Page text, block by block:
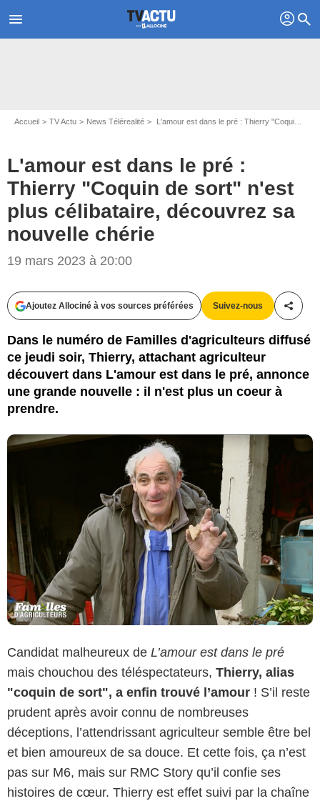
menu profil search
Accueil TV Actu News Télérealité L'amour est dans le pré : Thierry "Coquin de sort" n'est plus célibataire, découvrez sa nouvelle chérie
L'amour est dans le pré :
Thierry "Coquin de sort" n'est
plus célibataire, découvrez sa
nouvelle chérie
19 mars 2023 à 20:00
Ajoutez Allociné à vos sources préférées Suivez-nous
Dans le numéro de Familles d'agriculteurs diffusé
ce jeudi soir, Thierry, attachant agriculteur
découvert dans L'amour est dans le pré, annonce
une grande nouvelle : il n'est plus un coeur à
prendre.
Candidat malheureux de L’amour est dans le pré
mais chouchou des téléspectateurs, Thierry, alias
"coquin de sort", a enfin trouvé l’amour ! S’il reste
prudent après avoir connu de nombreuses
déceptions, l’attendrissant agriculteur semble être bel
et bien amoureux de sa douce. Et cette fois, ça n’est
pas sur M6, mais sur RMC Story qu’il confie ses
histoires de cœur. Thierry est effet suivi par la chaîne